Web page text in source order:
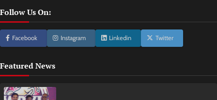
Follow Us On:
Facebook Instagram Linkedin Twitter
Featured News